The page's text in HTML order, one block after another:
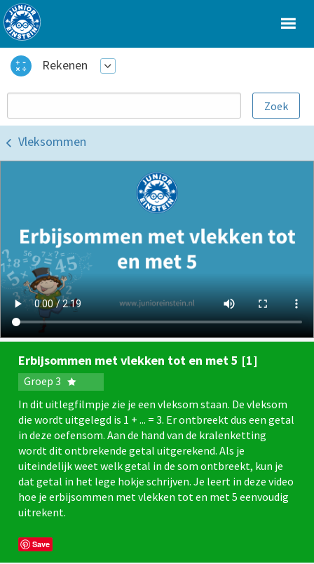
Rekenen
Vleksommen
Erbijsommen met vlekken tot en met 5 [1]
Groep 3
In dit uitlegfilmpje zie je een vleksom staan. De vleksom
die wordt uitgelegd is 1 + ... = 3. Er ontbreekt dus een getal
in deze oefensom. Aan de hand van de kralenketting
wordt dit ontbrekende getal uitgerekend. Als je
uiteindelijk weet welk getal in de som ontbreekt, kun je
dat getal in het lege hokje schrijven. Je leert in deze video
hoe je erbijsommen met vlekken tot en met 5 eenvoudig
uitrekent.
Save